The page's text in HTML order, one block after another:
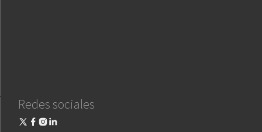
Redes sociales